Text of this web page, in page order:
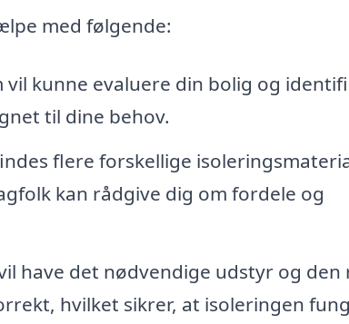
med følgende:
vil kunne evaluere din bolig og
til dine behov.
flere forskellige
kan rådgive dig om fordele og
have det nødvendige udstyr og den
hvilket sikrer, at isoleringen